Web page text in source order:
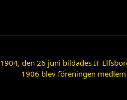
1904, den 26 juni bildades IF
1906 blev föreningen